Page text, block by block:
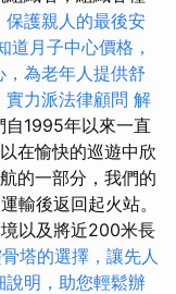
保護親人的最後安
道月子中心價格，
為老年人提供舒
力派法律顧問 解
自1995年以來一直
在愉快的巡遊中欣
的一部分，我們的
輸後返回起火站。
以及將近200米長
塔的選擇，讓先人
說明，助您輕鬆辦